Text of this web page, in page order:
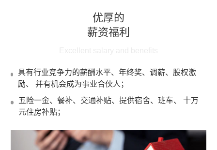
优厚的
薪资福利
具有行业竞争力的薪酬水平、年终奖、调薪、股权激
励、 并有机会成为事业合伙人；
五险一金、餐补、交通补贴、提供宿舍、班车、 十万
元住房补贴；